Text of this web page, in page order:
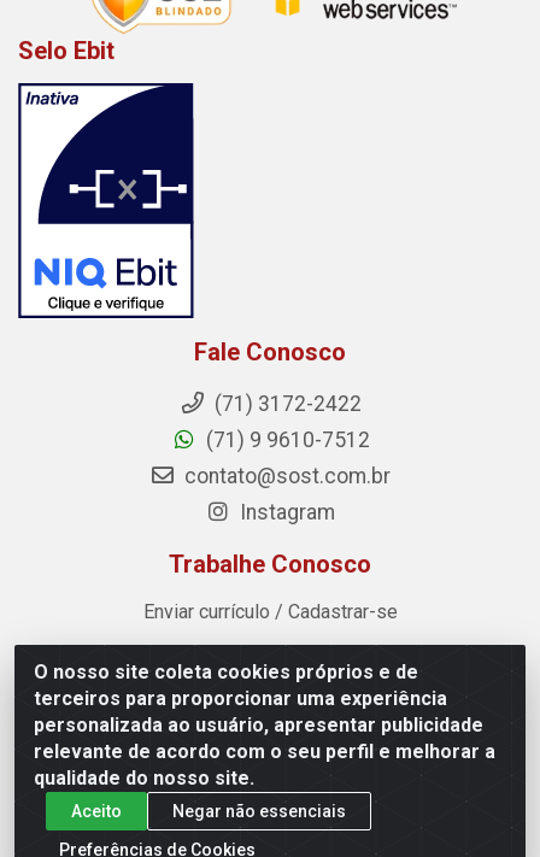
O nosso site coleta cookies próprios e de
terceiros para proporcionar uma experiência
personalizada ao usuário, apresentar publicidade
relevante de acordo com o seu perfil e melhorar a
qualidade do nosso site.
Aceito
Negar não essenciais
Preferências de Cookies
Selo Ebit
Fale Conosco
(71) 3172-2422
(71) 9 9610-7512
contato@sost.com.br
Instagram
Trabalhe Conosco
Enviar currículo / Cadastrar-se
Sost Distribuidora - Rua Cândido Rissut, 254 - Recreio
Ipitanga, Lauro de Freitas/BA - CEP 42.700-590 - CNPJ
07.041.307/0001-80